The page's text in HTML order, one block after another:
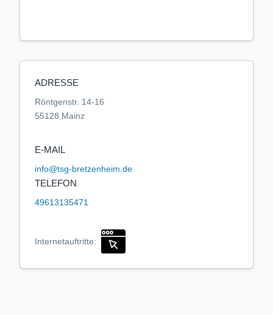
ADRESSE
Röntgenstr. 14-16
55128 Mainz
E-MAIL
info@tsg-bretzenheim.de
TELEFON
49613135471
Internetauftritte: